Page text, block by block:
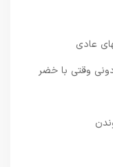
عادی
وقتی با خضر